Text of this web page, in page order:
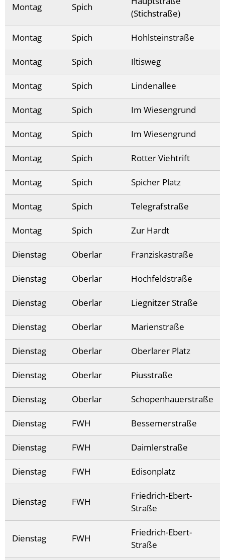
Montag Spich
(Stichstraße)
Montag Spich Hohlsteinstraße
Montag Spich Iltisweg
Montag Spich Lindenallee
Montag Spich Im Wiesengrund
Montag Spich Im Wiesengrund
Montag Spich Rotter Viehtrift
Montag Spich Spicher Platz
Montag Spich Telegrafstraße
Montag Spich Zur Hardt
Dienstag Oberlar Franziskastraße
Dienstag Oberlar Hochfeldstraße
Dienstag Oberlar Liegnitzer Straße
Dienstag Oberlar Marienstraße
Dienstag Oberlar Oberlarer Platz
Dienstag Oberlar Piusstraße
Dienstag Oberlar Schopenhauerstraße
Dienstag FWH Bessemerstraße
Dienstag FWH Daimlerstraße
Dienstag FWH Edisonplatz
Dienstag FWH
Friedrich-Ebert-
Straße
Dienstag FWH
Friedrich-Ebert-
Straße